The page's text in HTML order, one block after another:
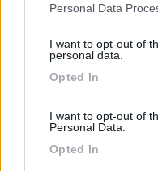
Please note that this
not limited to your visit or
grant or deny consent to
use your data for below
Personal Data
I want to opt-out of
personal data.
Opted In
I want to opt-out of
Personal Data.
Opted In